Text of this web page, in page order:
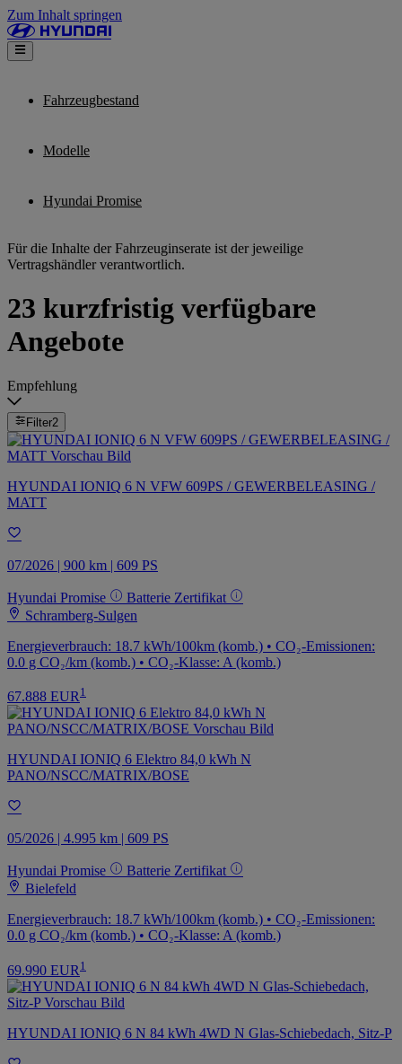
Zum Inhalt springen
Fahrzeugbestand
Modelle
Hyundai Promise
Für die Inhalte der Fahrzeuginserate ist der jeweilige
Vertragshändler verantwortlich.
23 kurzfristig verfügbare
Angebote
Empfehlung
Filter2
HYUNDAI IONIQ 6 N VFW 609PS / GEWERBELEASING /
MATT
07/2026 | 900 km | 609 PS
Hyundai Promise
Batterie Zertifikat
Schramberg-Sulgen
Energieverbrauch: 18.7 kWh/100km (komb.) • CO₂-Emissionen:
0.0 g CO₂/km (komb.) • CO₂-Klasse: A (komb.)
67.888 EUR 1
HYUNDAI IONIQ 6 Elektro 84,0 kWh N
PANO/NSCC/MATRIX/BOSE
05/2026 | 4.995 km | 609 PS
Hyundai Promise
Batterie Zertifikat
Bielefeld
Energieverbrauch: 18.7 kWh/100km (komb.) • CO₂-Emissionen:
0.0 g CO₂/km (komb.) • CO₂-Klasse: A (komb.)
69.990 EUR 1
HYUNDAI IONIQ 6 N 84 kWh 4WD N Glas-Schiebedach, Sitz-P